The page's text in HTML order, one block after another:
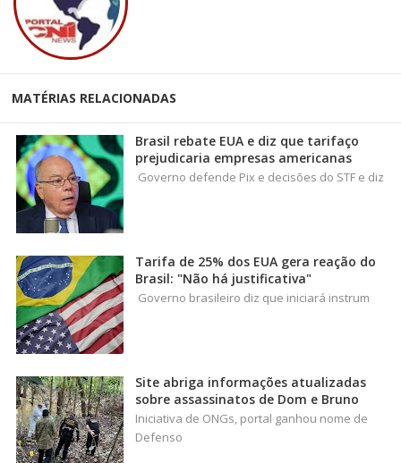
MATÉRIAS RELACIONADAS
Brasil rebate EUA e diz que tarifaço
prejudicaria empresas americanas
Governo defende Pix e decisões do STF e diz
Tarifa de 25% dos EUA gera reação do
Brasil: "Não há justificativa"
Governo brasileiro diz que iniciará instrum
Site abriga informações atualizadas
sobre assassinatos de Dom e Bruno
Iniciativa de ONGs, portal ganhou nome de
Defenso